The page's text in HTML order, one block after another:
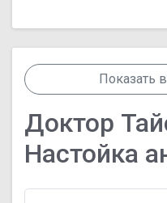
Показать
Доктор
Настойка